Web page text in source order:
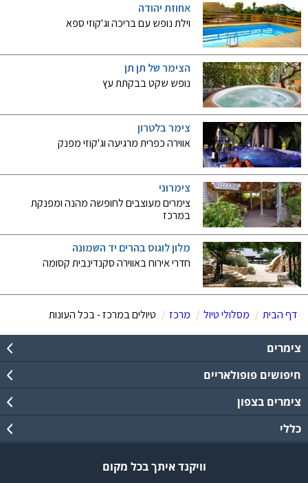
דף הבית מסלולי טיול מרכז טיולים במרכז - בכל העונות
אחוזת יהודה
וילת נופש עם בריכה וג'קוזי ספא
הצימר של תן תן
נופש שקט בבקתת עץ
צימר בלטרון
אווירה כפרית מרגיעה וג'קוזי מפנק
צימרוני
צימרים מעוצבים לחופשה מהנה ומפנקת
במרכז
מלון לוגוס בהרים יד השמונה
חדרי אירוח באווירה סקנדינבית קסומה
צימרים
חיפושים פופולאריים
צימרים בצפון
כללי
וויקנד איתך בכל מקום